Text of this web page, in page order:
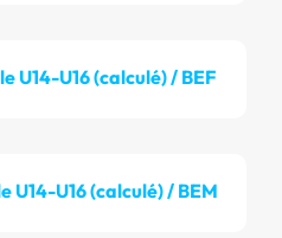
U14-U16 (calculé) / BEF
U14-U16 (calculé) / BEM